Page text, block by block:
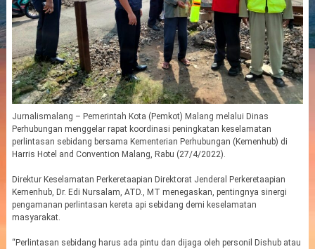
Jurnalismalang – Pemerintah Kota (Pemkot) Malang melalui Dinas
Perhubungan menggelar rapat koordinasi peningkatan keselamatan
perlintasan sebidang bersama Kementerian Perhubungan (Kemenhub) di
Harris Hotel and Convention Malang, Rabu (27/4/2022).
Direktur Keselamatan Perkeretaapian Direktorat Jenderal Perkeretaapian
Kemenhub, Dr. Edi Nursalam, ATD., MT menegaskan, pentingnya sinergi
pengamanan perlintasan kereta api sebidang demi keselamatan
masyarakat.
“Perlintasan sebidang harus ada pintu dan dijaga oleh personil Dishub atau